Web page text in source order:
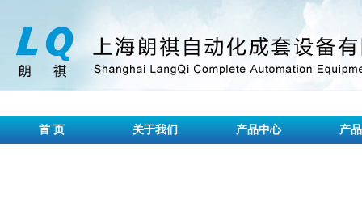
首 页 关于我们 产品中心 产